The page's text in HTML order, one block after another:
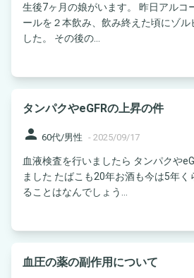
生後7ヶ月の娘がいます。 昨日アルコール3.5%の350mlのビ
ールを２本飲み、飲み終えた頃にゾル
した。 その後の...
タンパクやeGFRの上昇の件
person 60代/男性 - 2025/09/17
血液検査を行いましたら タンパクや
ました たばこも20年お酒も今は5年く
ることはなんでしょう...
血圧の薬の副作用について